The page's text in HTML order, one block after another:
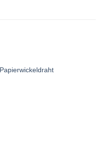
Papierwickeldraht